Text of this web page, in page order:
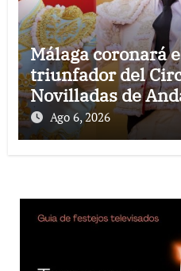
Málaga coronará
triunfador del
Novilladas de
Ago 6, 2026